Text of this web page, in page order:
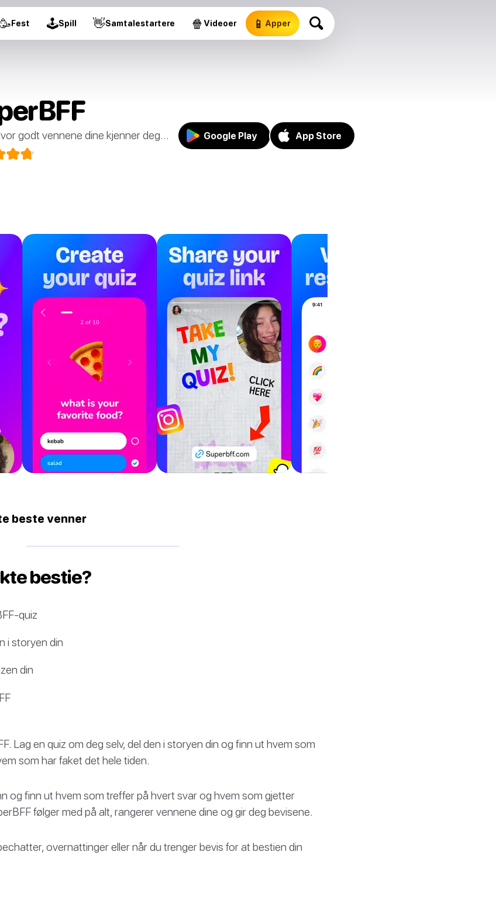
Fest 🕹Spill 👋Samtalestartere 🍿 Videoer 📱 Apper
godt vennene dine kjenner deg... Google Play App Store
beste venner
bestie?
quiz
i storyen din
din
Lag en quiz om deg selv, del den i storyen din og finn ut hvem som
som har faket det hele tiden.
og finn ut hvem som treffer på hvert svar og hvem som gjetter
følger med på alt, rangerer vennene dine og gir deg bevisene.
overnattinger eller når du trenger bevis for at bestien din